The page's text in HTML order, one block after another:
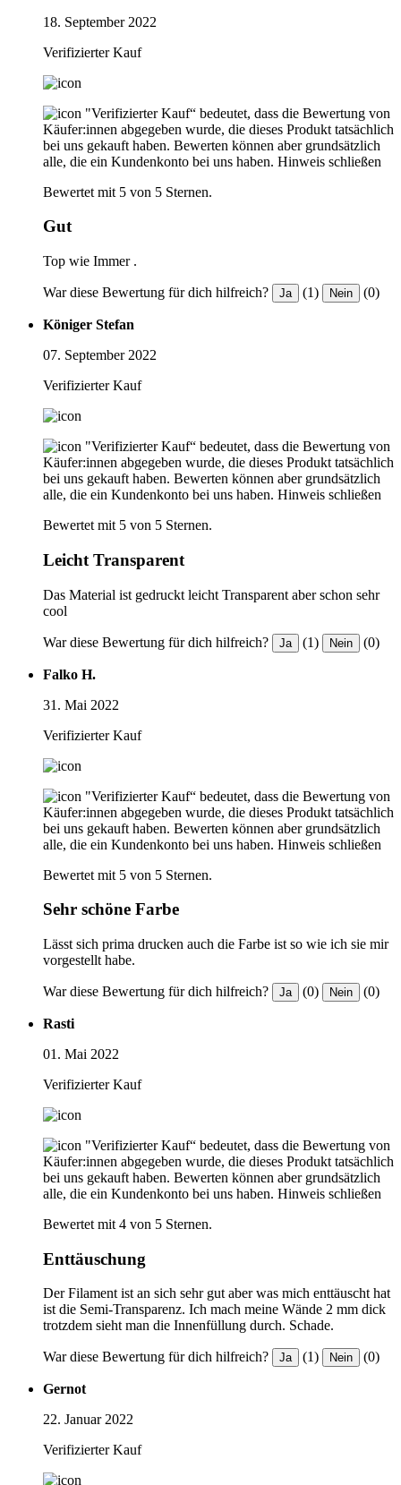
18. September 2022
Verifizierter Kauf
"Verifizierter Kauf“ bedeutet, dass die Bewertung von
Käufer:innen abgegeben wurde, die dieses Produkt tatsächlich
bei uns gekauft haben. Bewerten können aber grundsätzlich
alle, die ein Kundenkonto bei uns haben. Hinweis schließen
Bewertet mit 5 von 5 Sternen.
Gut
Top wie Immer .
War diese Bewertung für dich hilfreich? Ja (1) Nein (0)
Königer Stefan
07. September 2022
Verifizierter Kauf
"Verifizierter Kauf“ bedeutet, dass die Bewertung von
Käufer:innen abgegeben wurde, die dieses Produkt tatsächlich
bei uns gekauft haben. Bewerten können aber grundsätzlich
alle, die ein Kundenkonto bei uns haben. Hinweis schließen
Bewertet mit 5 von 5 Sternen.
Leicht Transparent
Das Material ist gedruckt leicht Transparent aber schon sehr
cool
War diese Bewertung für dich hilfreich? Ja (1) Nein (0)
Falko H.
31. Mai 2022
Verifizierter Kauf
"Verifizierter Kauf“ bedeutet, dass die Bewertung von
Käufer:innen abgegeben wurde, die dieses Produkt tatsächlich
bei uns gekauft haben. Bewerten können aber grundsätzlich
alle, die ein Kundenkonto bei uns haben. Hinweis schließen
Bewertet mit 5 von 5 Sternen.
Sehr schöne Farbe
Lässt sich prima drucken auch die Farbe ist so wie ich sie mir
vorgestellt habe.
War diese Bewertung für dich hilfreich? Ja (0) Nein (0)
Rasti
01. Mai 2022
Verifizierter Kauf
"Verifizierter Kauf“ bedeutet, dass die Bewertung von
Käufer:innen abgegeben wurde, die dieses Produkt tatsächlich
bei uns gekauft haben. Bewerten können aber grundsätzlich
alle, die ein Kundenkonto bei uns haben. Hinweis schließen
Bewertet mit 4 von 5 Sternen.
Enttäuschung
Der Filament ist an sich sehr gut aber was mich enttäuscht hat
ist die Semi-Transparenz. Ich mach meine Wände 2 mm dick
trotzdem sieht man die Innenfüllung durch. Schade.
War diese Bewertung für dich hilfreich? Ja (1) Nein (0)
Gernot
22. Januar 2022
Verifizierter Kauf